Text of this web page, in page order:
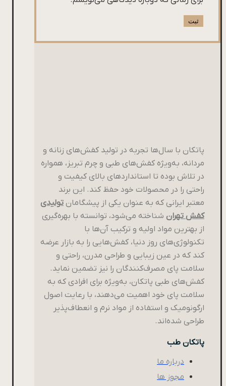
پاتکان با سال‌ها تجربه در تولید کفش‌های زنانه و
مردانه، به‌ویژه کفش‌های طبی و چرم تبریز، همواره
در تلاش بوده تا استانداردهای بالای کیفیت و
راحتی را در محصولات خود حفظ کند. این برند
معتبر ایرانی که به عنوان یکی از پیشگامان تولیدی
کفش تهران شناخته می‌شود، توانسته با بهره‌گیری
از بهترین مواد اولیه و ترکیب آن‌ها با
تکنولوژی‌های روز دنیا، کفش‌هایی را به بازار عرضه
کند که در عین زیبایی و طراحی مدرن، راحتی و
سلامت پای مصرف‌کنندگان را نیز تضمین نماید.
کفش‌های طبی پاتکان، به‌ویژه برای افرادی که به
سلامت پای خود اهمیت می‌دهند، با رعایت اصول
ارگونومیک و استفاده از مواد نرم و انعطاف‌پذیر
طراحی شده‌اند.
پاتکان طب
درباره ما
مجوز ها